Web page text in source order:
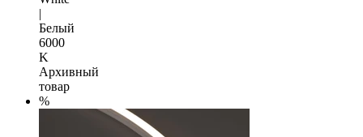
|
Белый
6000
K
Архивный
товар
%